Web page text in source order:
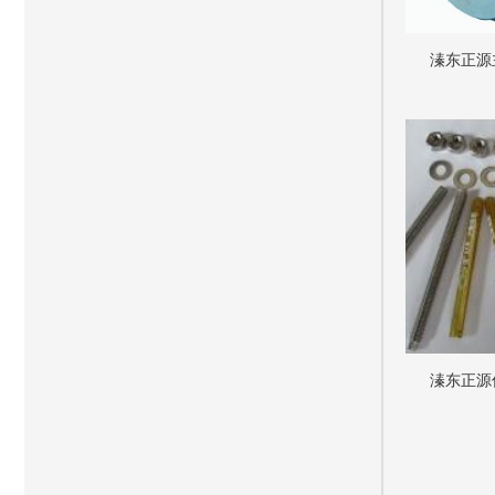
溱东正
溱东正